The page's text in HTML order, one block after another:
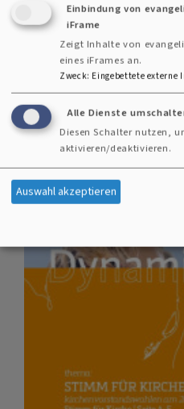
Einbindung von
iFrame
Zeigt Inhalte von
eines iFrames an.
Zweck: Eingebettete externe
Alle Dienste
Diesen Schalter nutzen,
aktivieren/deaktivieren.
Auswahl akzeptieren